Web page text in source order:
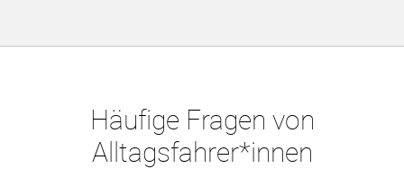
Häufige Fragen von
Alltagsfahrer*innen